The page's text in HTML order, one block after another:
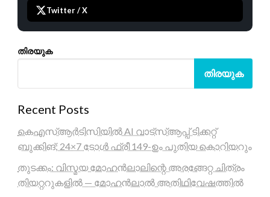
Twitter / X
തിരയുക
തിരയുക
Recent Posts
കെഎസ്ആർടിസിയിൽ AI വാട്സ്ആപ്പ് ടിക്കറ്റ്
ബുക്കിങ്; 24×7 ടോൾ ഫ്രീ 149-ഉം പുതിയ കൊറിയറും
തുടക്കം: വിസ്മയ മോഹൻലാലിന്റെ അരങ്ങേറ്റ ചിത്രം
തിയറ്ററുകളിൽ — മോഹൻലാൽ അതിഥിവേഷത്തിൽ